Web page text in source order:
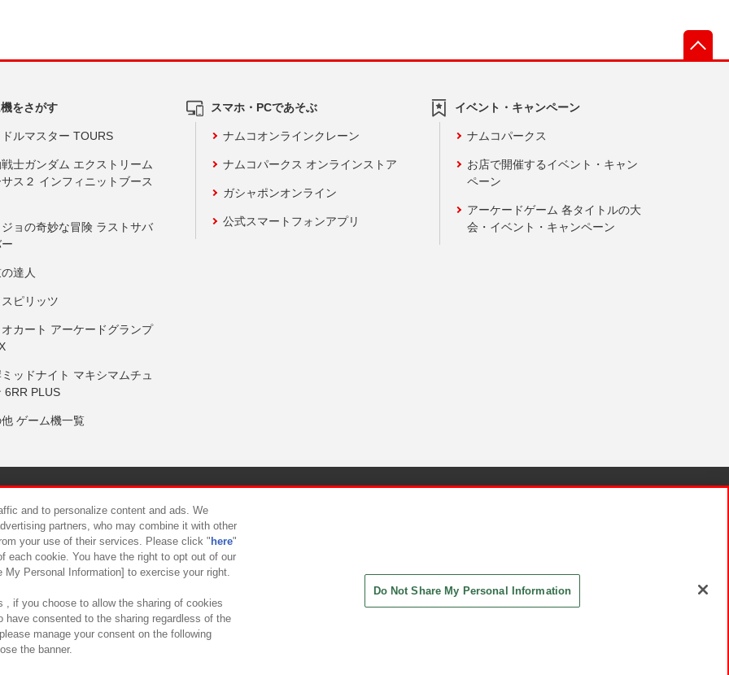
をさがす
ルマスター TOURS
士ガンダム エクストリーム
ス２ インフィニットブース
ョの奇妙な冒険 ラストサバ
達人
ピリッツ
カート アーケードグランプ
ッドナイト マキシマムチュ
6RR PLUS
ゲーム機一覧
スマホ・PCであそぶ
ナムコオンラインクレーン
ナムコパークス オンラインストア
ガシャポンオンライン
公式スマートフォンアプリ
イベント・キャンペーン
ナムコパークス
お店で開催するイベント・キャン
ペーン
アーケードゲーム 各タイトルの大
会・イベント・キャンペーン
について カスタマーハラスメント対応方針
and to personalize content and ads. We
partners, who may combine it with other
your use of their services. Please click " here"
each cookie. You have the right to opt out of our
Personal Information] to exercise your right.
, if you choose to allow the sharing of cookies
have consented to the sharing regardless of the
manage your consent on the following
the banner.
Do Not Share My Personal Information